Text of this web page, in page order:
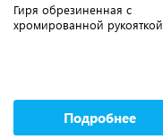
Гиря обрезиненная с
хромированной рукояткой
Подробнее